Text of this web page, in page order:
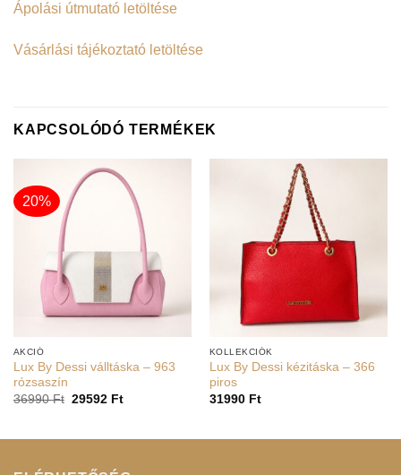
Ápolási útmutató letöltése
Vásárlási tájékoztató letöltése
KAPCSOLÓDÓ TERMÉKEK
20%
AKCIÓ
Lux By Dessi válltáska – 963
rózsaszín
36990Ft 29592 Ft
KOLLEKCIÓK
Lux By Dessi kézitáska – 366
piros
31990 Ft